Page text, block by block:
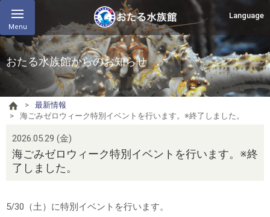
Menu
Language
おたる水族館からのお知らせ
最新情報
海ごみゼロウィーク特別イベントを行います。※終了しました。
2026.05.29 (金)
海ごみゼロウィーク特別イベントを行います。※終
了しました。
5/30（土）に特別イベントを行います。